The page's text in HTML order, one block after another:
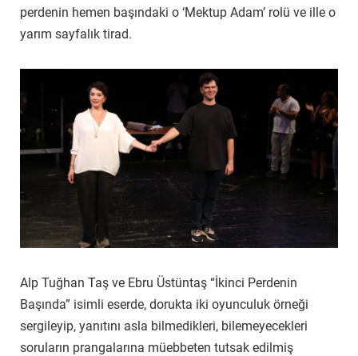
perdenin hemen başındaki o ‘Mektup Adam’ rolü ve ille o
yarım sayfalık tirad.
Alp Tuğhan Taş ve Ebru Üstüntaş “İkinci Perdenin
Başında” isimli eserde, dorukta iki oyunculuk örneği
sergileyip, yanıtını asla bilmedikleri, bilemeyecekleri
soruların prangalarına müebbeten tutsak edilmiş